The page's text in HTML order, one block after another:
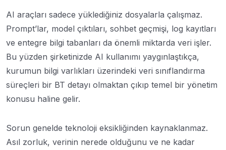
AI araçları sadece yüklediğiniz dosyalarla çalışmaz.
Prompt’lar, model çıktıları, sohbet geçmişi, log kayıtları
ve entegre bilgi tabanları da önemli miktarda veri işler.
Bu yüzden şirketinizde AI kullanımı yaygınlaştıkça,
kurumun bilgi varlıkları üzerindeki veri sınıflandırma
süreçleri bir BT detayı olmaktan çıkıp temel bir yönetim
konusu haline gelir.
Sorun genelde teknoloji eksikliğinden kaynaklanmaz.
Asıl zorluk, verinin nerede olduğunu ve ne kadar